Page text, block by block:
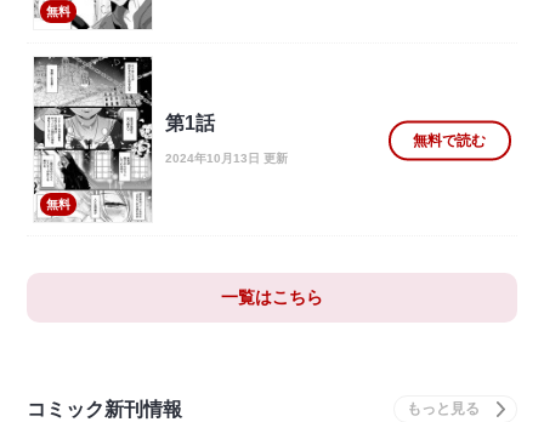
無料
無料
第1話
2024年10月13日 更新
無料で読む
一覧はこちら
コミック新刊情報